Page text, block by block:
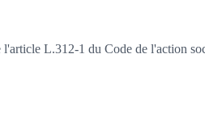
L.312-1 du Code de l'action